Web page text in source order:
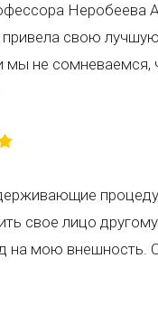
Неробеева
свою
не сомневаемся,
свое лицо
на мою внешность.